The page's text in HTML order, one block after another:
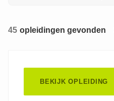
45 opleidingen gevonden
BEKIJK OPLEIDING